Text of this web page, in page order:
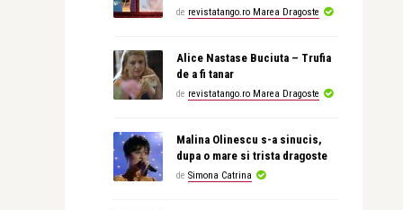
de revistatango.ro Marea Dragoste
Alice Nastase Buciuta – Trufia
de a fi tanar
de revistatango.ro Marea Dragoste
Malina Olinescu s-a sinucis,
dupa o mare si trista dragoste
de Simona Catrina